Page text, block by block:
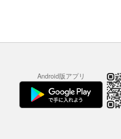
Android版アプリ